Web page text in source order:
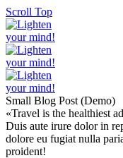
Scroll Top
Small Blog Post (Demo)
«Travel is the healthiest
Duis aute irure dolor in
dolore eu fugiat nulla
proident!